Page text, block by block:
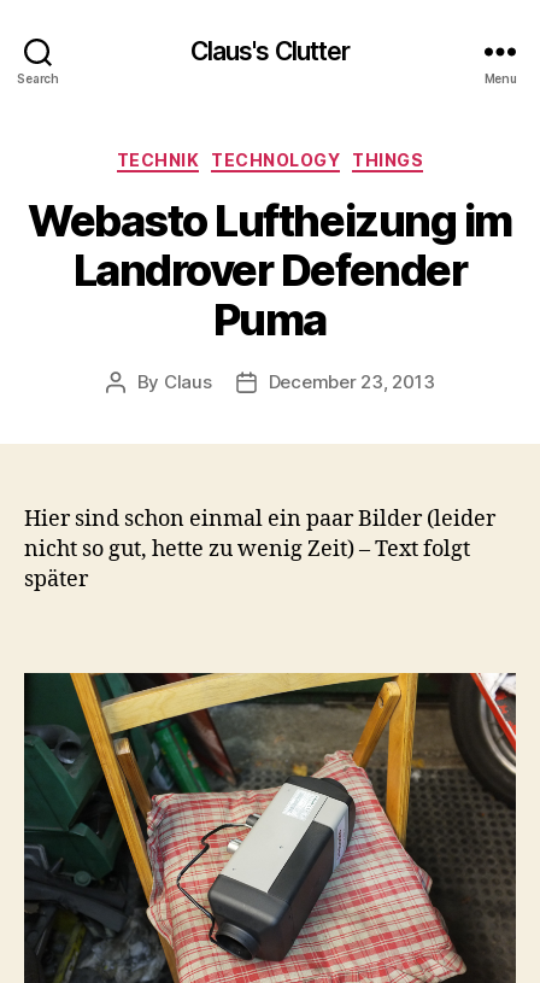
Search
Claus's Clutter
Menu
Categories
TECHNIK TECHNOLOGY THINGS
Webasto Luftheizung im
Landrover Defender
Puma
Post
By Claus
PostDecember 23, 2013
Hier sind schon einmal ein paar Bilder (leider
nicht so gut, hette zu wenig Zeit) – Text folgt
später